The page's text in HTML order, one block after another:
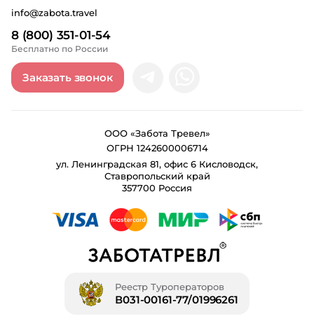
8 (800) 351-01-54
Бесплатно по России
info@zabota.travel
Заказать звонок
ООО «Забота Тревел»
ОГРН 1242600006714
ул. Ленинградская 81, офис 6 Кисловодск,
Ставропольский край
357700 Россия
Реестр Туроператоров
В031-00161-77/01996261